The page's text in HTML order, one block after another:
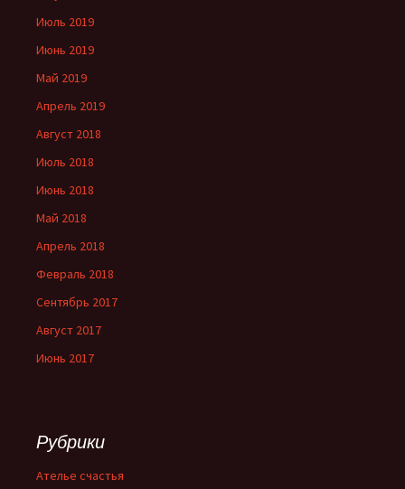
Июль 2019
Июнь 2019
Май 2019
Апрель 2019
Август 2018
Июль 2018
Июнь 2018
Май 2018
Апрель 2018
Февраль 2018
Сентябрь 2017
Август 2017
Июнь 2017
Рубрики
Ателье счастья